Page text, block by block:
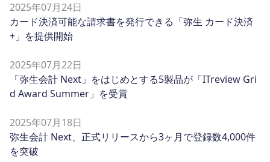
2025年07月24日
カード決済可能な請求書を発行できる「弥生 カード決済
+」を提供開始
2025年07月22日
「弥生会計 Next」をはじめとする5製品が「ITreview Gri
d Award Summer」を受賞
2025年07月18日
弥生会計 Next、正式リリースから3ヶ月で登録数4,000件
を突破